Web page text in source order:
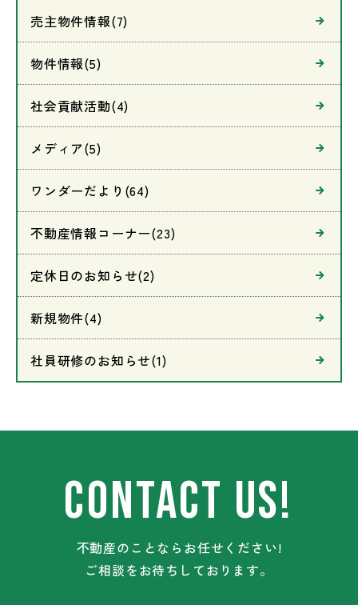
売主物件情報(7)
物件情報(5)
社会貢献活動(4)
メディア(5)
ワンダーだより(64)
不動産情報コーナー(23)
定休日のお知らせ(2)
新規物件(4)
社員研修のお知らせ(1)
CONTACT US!
不動産のことならお任せください!
ご相談をお待ちしております。